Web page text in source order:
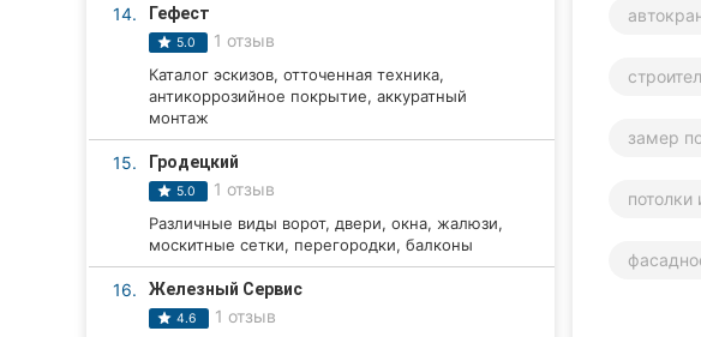
14. Гефест
5.0 1 отзыв
Каталог эскизов, отточенная техника,
антикоррозийное покрытие, аккуратный
монтаж
15. Гродецкий
5.0 1 отзыв
Различные виды ворот, двери, окна, жалюзи,
москитные сетки, перегородки, балконы
16. Железный Сервис
4.6 1 отзыв
замер
потолки